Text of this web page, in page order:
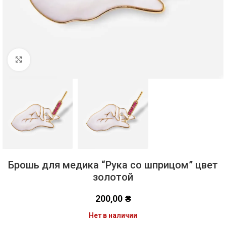
Брошь для медика “Рука со шприцом” цвет
золотой
200,00 ₴
Нет в наличии